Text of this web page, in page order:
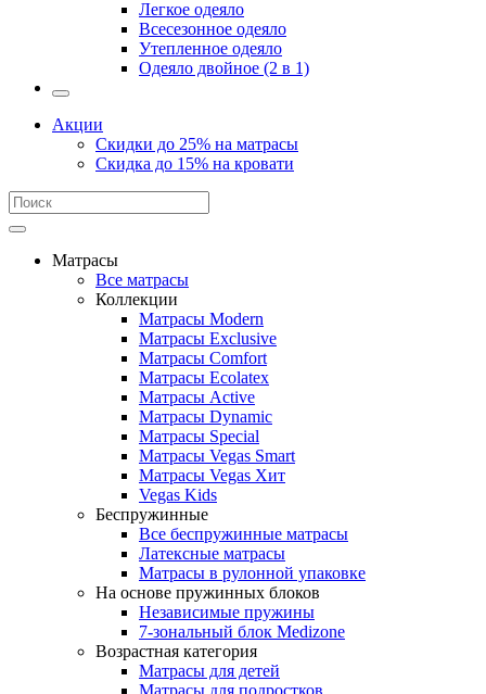
Легкое одеяло
Всесезонное одеяло
Утепленное одеяло
Одеяло двойное (2 в 1)
Акции
Скидки до 25% на матрасы
Скидка до 15% на кровати
Матрасы
Все матрасы
Коллекции
Матрасы Modern
Матрасы Exclusive
Матрасы Comfort
Матрасы Ecolatex
Матрасы Active
Матрасы Dynamic
Матрасы Special
Матрасы Vegas Smart
Матрасы Vegas Хит
Vegas Kids
Беспружинные
Все беспружинные матрасы
Латексные матрасы
Матрасы в рулонной упаковке
На основе пружинных блоков
Независимые пружины
7-зональный блок Medizone
Возрастная категория
Матрасы для детей
Матрасы для подростков